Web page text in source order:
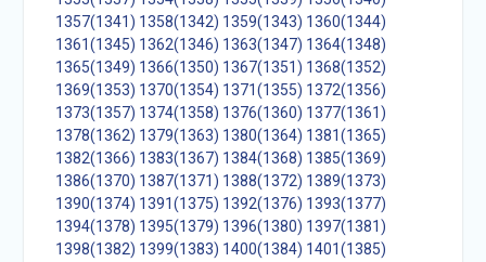
1357(1341) 1358(1342) 1359(1343) 1360(1344)
1361(1345) 1362(1346) 1363(1347) 1364(1348)
1365(1349) 1366(1350) 1367(1351) 1368(1352)
1369(1353) 1370(1354) 1371(1355) 1372(1356)
1373(1357) 1374(1358) 1376(1360) 1377(1361)
1378(1362) 1379(1363) 1380(1364) 1381(1365)
1382(1366) 1383(1367) 1384(1368) 1385(1369)
1386(1370) 1387(1371) 1388(1372) 1389(1373)
1390(1374) 1391(1375) 1392(1376) 1393(1377)
1394(1378) 1395(1379) 1396(1380) 1397(1381)
1398(1382) 1399(1383) 1400(1384) 1401(1385)